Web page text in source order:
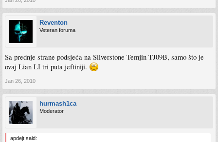
Reventon
Veteran foruma
Sa prednje strane podsjeća na Silverstone Temjin TJ09B, samo što je
ovaj Lian LI tri puta jeftiniji.
Jan 26, 2010
hurmash1ca
Moderator
apdejt said: